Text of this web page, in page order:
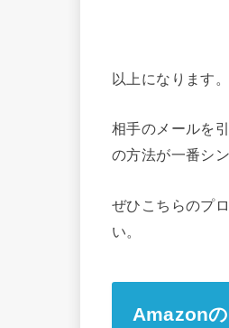
以上になります。
相手のメールを
の方法が一番シ
ぜひこちらのプ
い。
Amazon